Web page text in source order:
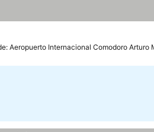
Aeropuerto Internacional Comodoro Arturo